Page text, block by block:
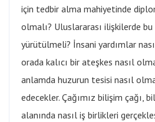
için tedbir alma mahiyetinde
olmalı? Uluslararası ilişkilerde bu
yürütülmeli? İnsani yardımlar
orada kalıcı bir ateşkes nasıl
anlamda huzurun tesisi nasıl
edecekler. Çağımız bilişim çağı,
alanında nasıl iş birlikleri